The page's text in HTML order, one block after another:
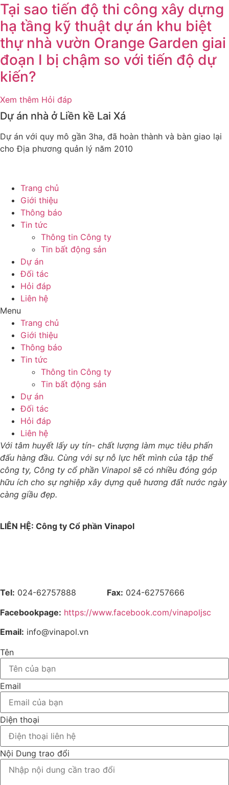
Tại sao tiến độ thi công xây dựng
hạ tầng kỹ thuật dự án khu biệt
thự nhà vườn Orange Garden giai
đoạn I bị chậm so với tiến độ dự
kiến?
Xem thêm Hỏi đáp
Dự án nhà ở Liền kề Lai Xá
Dự án với quy mô gần 3ha, đã hoàn thành và bàn giao lại
cho Địa phương quản lý năm 2010
Trang chủ
Giới thiệu
Thông báo
Tin tức
Thông tin Công ty
Tin bất động sản
Dự án
Đối tác
Hỏi đáp
Liên hệ
Menu
Trang chủ
Giới thiệu
Thông báo
Tin tức
Thông tin Công ty
Tin bất động sản
Dự án
Đối tác
Hỏi đáp
Liên hệ
Với tâm huyết lấy uy tín- chất lượng làm mục tiêu phấn
đấu hàng đầu. Cùng với sự nỗ lực hết mình của tập thể
công ty, Công ty cổ phần Vinapol sẽ có nhiều đóng góp
hữu ích cho sự nghiệp xây dựng quê hương đất nước ngày
càng giầu đẹp.
LIÊN HỆ: Công ty Cổ phần Vinapol
Tel: 024-62757888 Fax: 024-62757666
Facebookpage: https://www.facebook.com/vinapoljsc
Email: info@vinapol.vn
Tên
Email
Diện thoại
Nội Dung trao đổi